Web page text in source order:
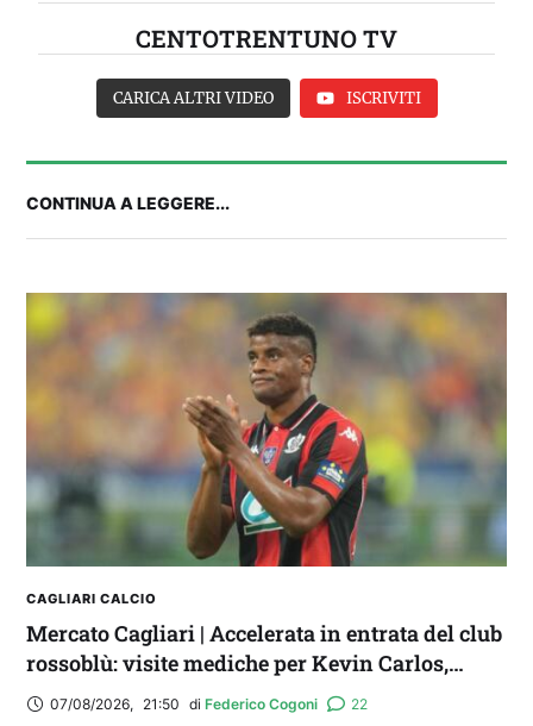
CENTOTRENTUNO TV
FANTA 131 LIVE | La nuova stagione al
fantacalcio: le novità di Fanta 131 e chi
acquistare
CARICA ALTRI VIDEO ISCRIVITI
CONTINUA A LEGGERE...
CAGLIARI CALCIO
Mercato Cagliari | Accelerata in entrata del club
rossoblù: visite mediche per Kevin Carlos,
Maldini e Aurelio
07/08/2026, 21:50 di Federico Cogoni 22